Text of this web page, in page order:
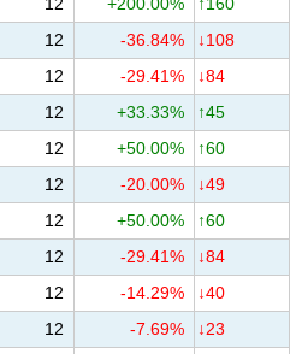
12 +200.00%
↑160
12 -36.84%
↓108
12 -29.41%
↓84
12 +33.33%
↑45
12 +50.00%
↑60
12 -20.00%
↓49
12 +50.00%
↑60
12 -29.41%
↓84
12 -14.29%
↓40
12 -7.69%
↓23